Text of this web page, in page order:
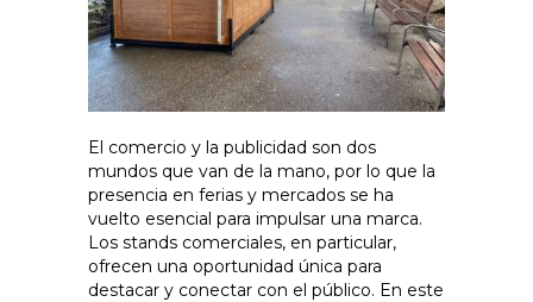
El comercio y la publicidad son dos
mundos que van de la mano, por lo que la
presencia en ferias y mercados se ha
vuelto esencial para impulsar una marca.
Los stands comerciales, en particular,
ofrecen una oportunidad única para
destacar y conectar con el público. En este